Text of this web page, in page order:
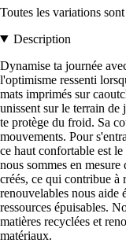
Toutes les variations sont
Description
Dynamise ta journée
l'optimisme ressenti
mats imprimés sur
unissent sur le terrain
te protège du froid. Sa
mouvements. Pour
ce haut confortable est
nous sommes en
créés, ce qui contribue à
renouvelables nous aide
ressources épuisables.
matières recyclées et
matériaux.